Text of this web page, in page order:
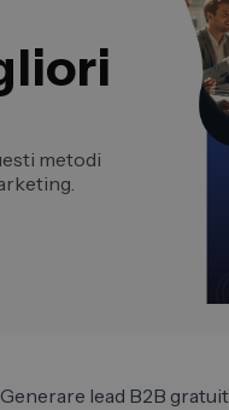
metodi
Generare lead B2B